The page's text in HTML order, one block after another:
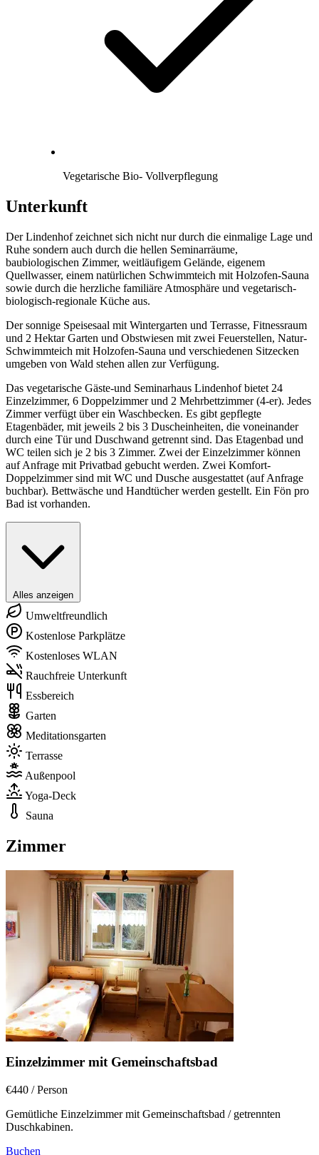
Vegetarische Bio- Vollverpflegung
Unterkunft
Der Lindenhof zeichnet sich nicht nur durch die einmalige Lage und
Ruhe sondern auch durch die hellen Seminarräume,
baubiologischen Zimmer, weitläufigem Gelände, eigenem
Quellwasser, einem natürlichen Schwimmteich mit Holzofen-Sauna
sowie durch die herzliche familiäre Atmosphäre und vegetarisch-
biologisch-regionale Küche aus.
Der sonnige Speisesaal mit Wintergarten und Terrasse, Fitnessraum
und 2 Hektar Garten und Obstwiesen mit zwei Feuerstellen, Natur-
Schwimmteich mit Holzofen-Sauna und verschiedenen Sitzecken
umgeben von Wald stehen allen zur Verfügung.
Das vegetarische Gäste-und Seminarhaus Lindenhof bietet 24
Einzelzimmer, 6 Doppelzimmer und 2 Mehrbettzimmer (4-er). Jedes
Zimmer verfügt über ein Waschbecken. Es gibt gepflegte
Etagenbäder, mit jeweils 2 bis 3 Duscheinheiten, die voneinander
durch eine Tür und Duschwand getrennt sind. Das Etagenbad und
WC teilen sich je 2 bis 3 Zimmer. Zwei der Einzelzimmer können
auf Anfrage mit Privatbad gebucht werden. Zwei Komfort-
Doppelzimmer sind mit WC und Dusche ausgestattet (auf Anfrage
buchbar). Bettwäsche und Handtücher werden gestellt. Ein Fön pro
Bad ist vorhanden.
Alles anzeigen
Umweltfreundlich
Kostenlose Parkplätze
Kostenloses WLAN
Rauchfreie Unterkunft
Essbereich
Garten
Meditationsgarten
Terrasse
Außenpool
Yoga-Deck
Sauna
Zimmer
Einzelzimmer mit Gemeinschaftsbad
€440 / Person
Gemütliche Einzelzimmer mit Gemeinschaftsbad / getrennten
Duschkabinen.
Buchen